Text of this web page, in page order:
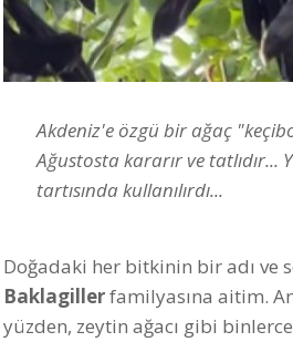
Akdeniz'e özgü bir ağaç
Ağustosta kararır ve
tartısında kullanılırdı...
Doğadaki her bitkinin bir adı ve
Baklagillerfamilyasına aitim.
yüzden, zeytin ağacı gibi